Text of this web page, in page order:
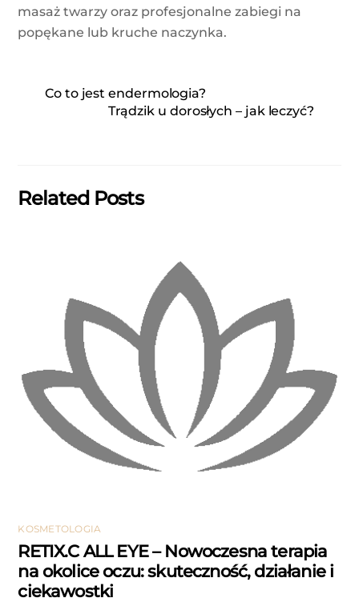
masaż twarzy oraz profesjonalne zabiegi na
popękane lub kruche naczynka.
Co to jest endermologia?
Trądzik u dorosłych – jak leczyć?
Related Posts
KOSMETOLOGIA
RETIX.C ALL EYE – Nowoczesna terapia
na okolice oczu: skuteczność, działanie i
ciekawostki